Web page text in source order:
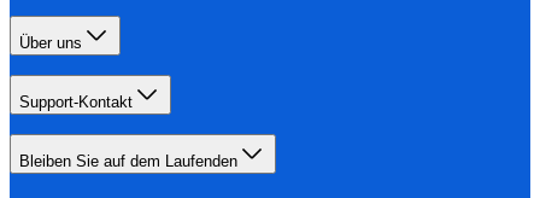
Über uns
Support-Kontakt
Bleiben Sie auf dem Laufenden